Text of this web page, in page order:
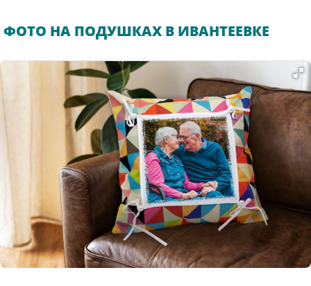
ФОТО НА ПОДУШКАХ В ИВАНТЕЕВКЕ